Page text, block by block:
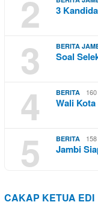
2 3
3 BERITA
Soal
4 BERITA
Wali
5 BERITA
Jambi
CAKAP KETUA EDI